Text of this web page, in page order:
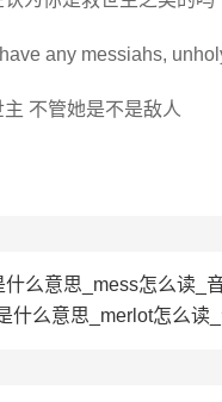
any messiahs,
不管她是不是敌人
什么意思_mess怎么读_
什么意思_merlot怎么读